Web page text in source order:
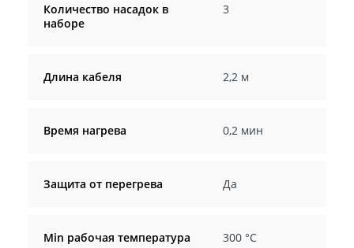
Количество насадок в
наборе
3
Длина кабеля 2,2 м
Время нагрева 0,2 мин
Защита от перегрева Да
Min рабочая температура 300 °С